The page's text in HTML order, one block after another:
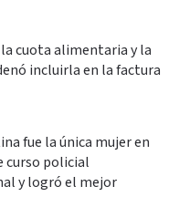
cuota alimentaria y la
incluirla en la factura
fue la única mujer en
curso policial
y logró el mejor